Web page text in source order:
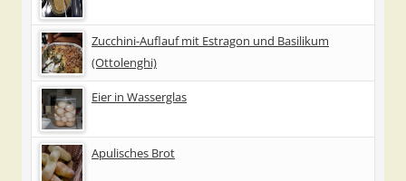
Zucchini-Auflauf mit Estragon und Basilikum
(Ottolenghi)
Eier in Wasserglas
Apulisches Brot